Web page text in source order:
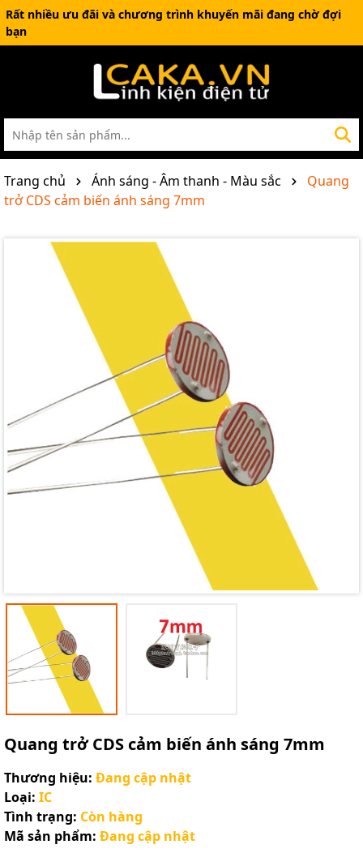
Rất nhiều ưu đãi và chương trình khuyến mãi đang chờ đợi
bạn
Trang chủ Ánh sáng - Âm thanh - Màu sắc
Quang
trở CDS cảm biến ánh sáng 7mm
Quang trở CDS cảm biến ánh sáng 7mm
Thương hiệu: Đang cập nhật
Loại: IC
Tình trạng: Còn hàng
Mã sản phẩm: Đang cập nhật
Điều kiện: